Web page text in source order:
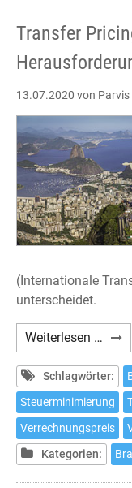
Transfer
13.07.2020 von
(Internationale
unterscheidet.
Weiterlesen …
in
-
Eine
Schlagwörter:
Steuerminimierung
Verrechnungspreis
Kategorien: